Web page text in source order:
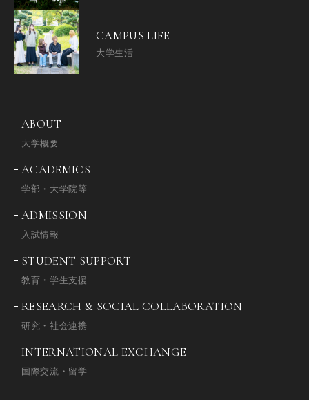
CAMPUS LIFE
大学生活
ABOUT
大学概要
ACADEMICS
学部・大学院等
ADMISSION
入試情報
STUDENT SUPPORT
教育・学生支援
RESEARCH & SOCIAL COLLABORATION
研究・社会連携
INTERNATIONAL EXCHANGE
国際交流・留学